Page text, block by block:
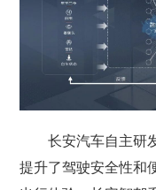
长安汽车自主研
提升了驾驶安全性和